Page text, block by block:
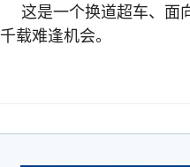
这是一个换道超车、面
千载难逢机会。